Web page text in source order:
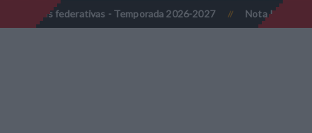
- Temporada 2026-2027 // Nota Informativa RFFM -